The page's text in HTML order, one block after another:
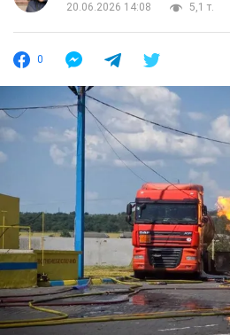
20.06.2026 14:08
5,1 т.
0